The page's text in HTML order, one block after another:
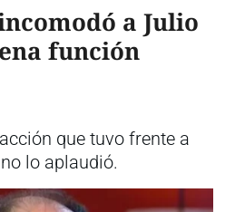
a Julio
función
que tuvo frente a
lo aplaudió.